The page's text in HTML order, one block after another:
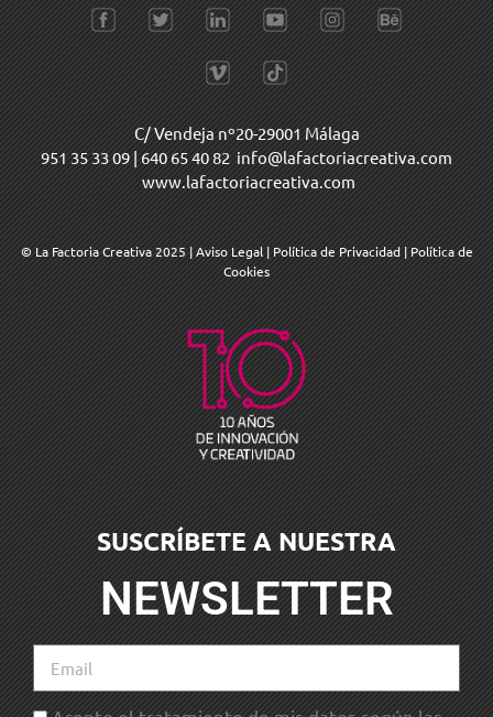
C/ Vendeja nº20-29001 Málaga
951 35 33 09 | 640 65 40 82 info@lafactoriacreativa.com
www.lafactoriacreativa.com
© La Factoria Creativa 2025 |Aviso Legal | Política de Privacidad | Política de
Cookies
SUSCRÍBETE A NUESTRA
NEWSLETTER